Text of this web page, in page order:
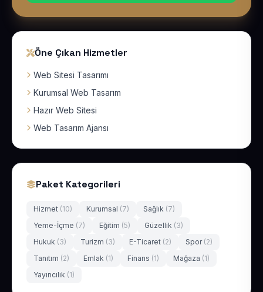
Öne Çıkan Hizmetler
Web Sitesi Tasarımı
Kurumsal Web Tasarım
Hazır Web Sitesi
Web Tasarım Ajansı
Paket Kategorileri
Hizmet (10) Kurumsal (7) Sağlık (7)
Yeme-İçme (7) Eğitim (5) Güzellik (3)
Hukuk (3) Turizm (3) E-Ticaret (2) Spor (2)
Tanıtım (2) Emlak (1) Finans (1) Mağaza (1)
Yayıncılık (1)